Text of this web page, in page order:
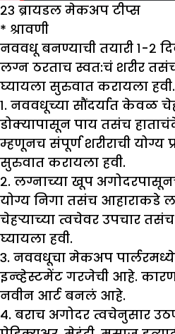
२३ ब्रायडल मेकअप टीप्स
* श्रावणी
नववधू बनण्याची तयारी १-२
लग्न ठरताच स्वत:चं शरीर
घ्यायला सुरुवात करायला हवी.
१. नववधूच्या सौंदर्यात केवळ
डोक्यापासून पाय तसंच
म्हणूनच संपूर्ण शरीराची योग्य
सुरुवात करायला हवी.
२. लग्नाच्या खूप
योग्य निगा तसंच आहाराकडे
चेहऱ्याच्या त्वचेवर उपचार
घ्यायला हवी.
३. नववधूचा मेकअप
इन्व्हेस्टमेंट गरजेची आहे.
नवीन आर्ट बनलं आहे.
४. बराच अगोदर त्वचेनुसार